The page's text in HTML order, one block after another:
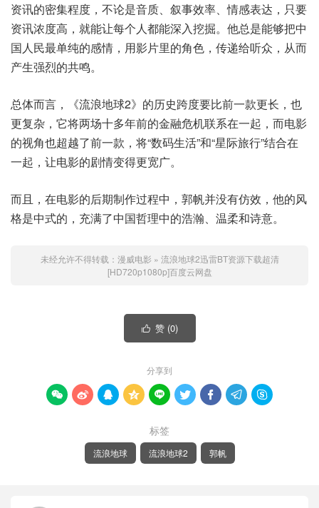
资讯的密集程度，不论是音质、叙事效率、情感表达，只要
资讯浓度高，就能让每个人都能深入挖掘。他总是能够把中
国人民最单纯的感情，用影片里的角色，传递给听众，从而
产生强烈的共鸣。
总体而言，《流浪地球2》的历史跨度要比前一款更长，也
更复杂，它将两场十多年前的金融危机联系在一起，而电影
的视角也超越了前一款，将“数码生活”和“星际旅行”结合在
一起，让电影的剧情变得更宽广。
而且，在电影的后期制作过程中，郭帆并没有仿效，他的风
格是中式的，充满了中国哲理中的浩瀚、温柔和诗意。
未经允许不得转载： 漫威电影 » 流浪地球2迅雷BT资源下载超清
[HD720p1080p]百度云网盘
 赞 (0)
分享到
        
标签
流浪地球 流浪地球2 郭帆